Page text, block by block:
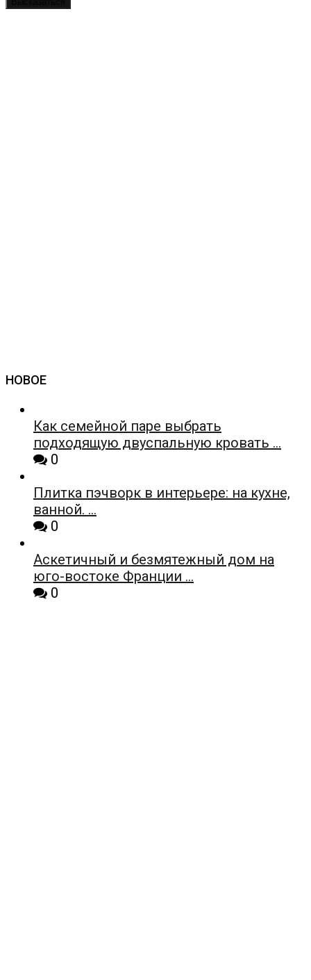
НОВОЕ
Как семейной паре выбрать
подходящую двуспальную кровать …
0
Плитка пэчворк в интерьере: на кухне,
ванной. …
0
Аскетичный и безмятежный дом на
юго-востоке Франции …
0